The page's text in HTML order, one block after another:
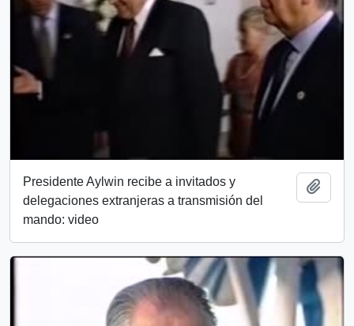
Presidente Aylwin recibe a invitados y
delegaciones extranjeras a transmisión del
mando: video